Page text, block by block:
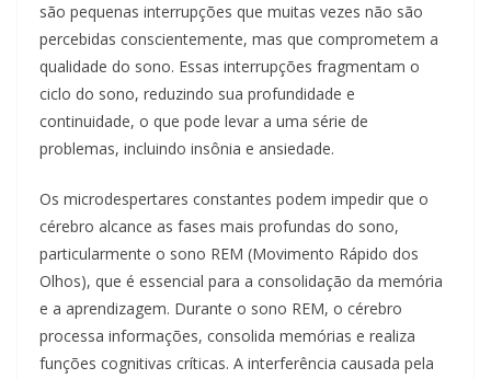
são pequenas interrupções que muitas vezes não são
percebidas conscientemente, mas que comprometem a
qualidade do sono. Essas interrupções fragmentam o
ciclo do sono, reduzindo sua profundidade e
continuidade, o que pode levar a uma série de
problemas, incluindo insônia e ansiedade.
Os microdespertares constantes podem impedir que o
cérebro alcance as fases mais profundas do sono,
particularmente o sono REM (Movimento Rápido dos
Olhos), que é essencial para a consolidação da memória
e a aprendizagem. Durante o sono REM, o cérebro
processa informações, consolida memórias e realiza
funções cognitivas críticas. A interferência causada pela